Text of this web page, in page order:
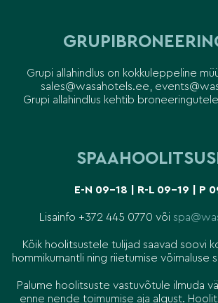
Grupi allahindlus on kokkuleppeline
sales@wasahotels.ee,
Grupi allahindlus kehtib
E-N 09-18 | R-L 09-19 | P
Lisainfo +372 445 0770 või
Kõik hoolitsustele tulijad saavad soovi
hommikumantli ning riietumise võimaluse
Palume hoolitsuste vastuvõtule ilmuda
enne nende toimumise aja algust.